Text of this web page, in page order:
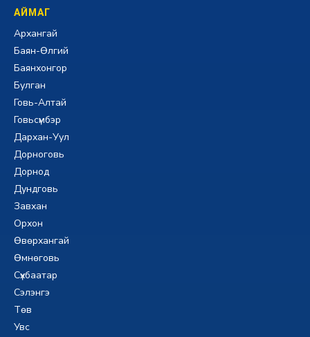
АЙМАГ
Архангай
Баян-Өлгий
Баянхонгор
Булган
Говь-Алтай
Говьсүмбэр
Дархан-Уул
Дорноговь
Дорнод
Дундговь
Завхан
Орхон
Өвөрхангай
Өмнөговь
Сүхбаатар
Сэлэнгэ
Төв
Увс